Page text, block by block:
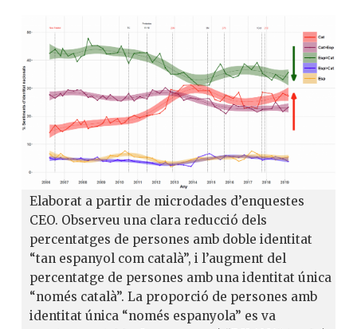
Elaborat a partir de microdades d’enquestes
CEO. Observeu una clara reducció dels
percentatges de persones amb doble identitat
“tan espanyol com català”, i l’augment del
percentatge de persones amb una identitat única
“només català”. La proporció de persones amb
identitat única “només espanyola” es va